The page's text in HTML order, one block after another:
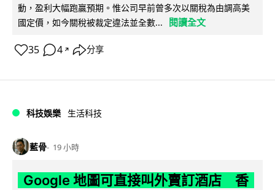
動，盈利大幅跑贏預期。惟公司早前曾多次以關稅為由調高美
國定價，如今關稅被裁定違法並全數...
閱讀全文
35 4 ↗ 分享
科技娛樂 生活科技
藍骨 19 小時
Google 地圖可直接叫外賣訂酒店 香